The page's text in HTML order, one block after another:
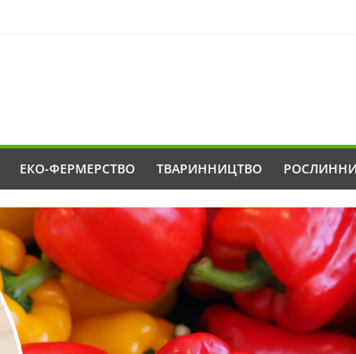
ЕКО-ФЕРМЕРСТВО ТВАРИННИЦТВО